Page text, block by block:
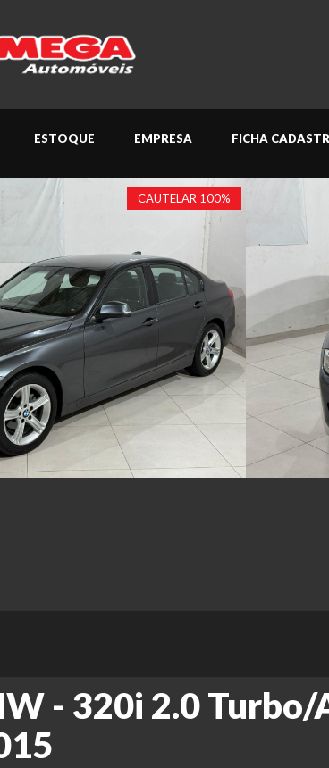
ESTOQUE EMPRESA FICHA
CAUTELAR 100%
- 320i 2.0